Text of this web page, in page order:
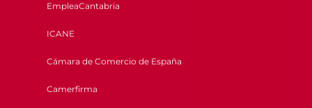
EmpleaCantabria
ICANE
Cámara de Comercio de España
Camerfirma